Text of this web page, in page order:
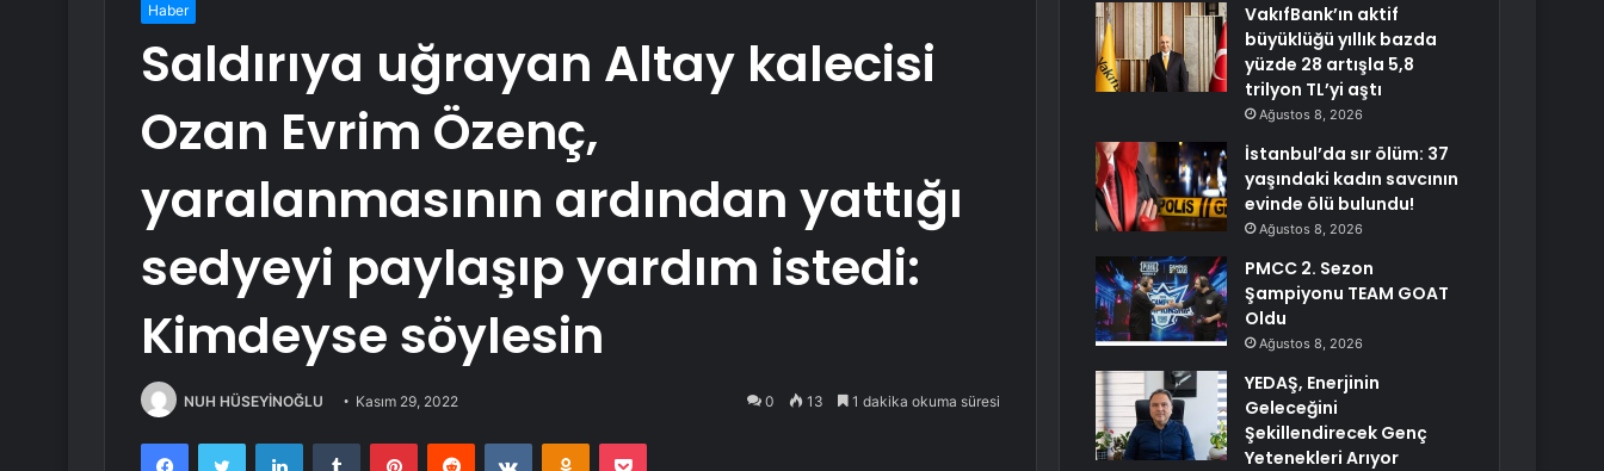
Haber
Saldırıya uğrayan Altay kalecisi
Ozan Evrim Özenç,
yaralanmasının ardından yattığı
sedyeyi paylaşıp yardım istedi:
Kimdeyse söylesin
NUH HÜSEYİNOĞLU Kasım 29, 2022 0 13 1 dakika okuma süresi
FacebookTwitter LinkedInTumblr PinterestReddit VKontakteOdnoklassniki
Pocket
VakıfBank’ın aktif
büyüklüğü yıllık bazda
yüzde 28 artışla 5,8
trilyon TL’yi aştı
Ağustos 8, 2026
İstanbul’da sır ölüm: 37
yaşındaki kadın savcının
evinde ölü bulundu!
Ağustos 8, 2026
PMCC 2. Sezon
Şampiyonu TEAM GOAT
Oldu
Ağustos 8, 2026
YEDAŞ, Enerjinin
Geleceğini
Şekillendirecek Genç
Yetenekleri Arıyor